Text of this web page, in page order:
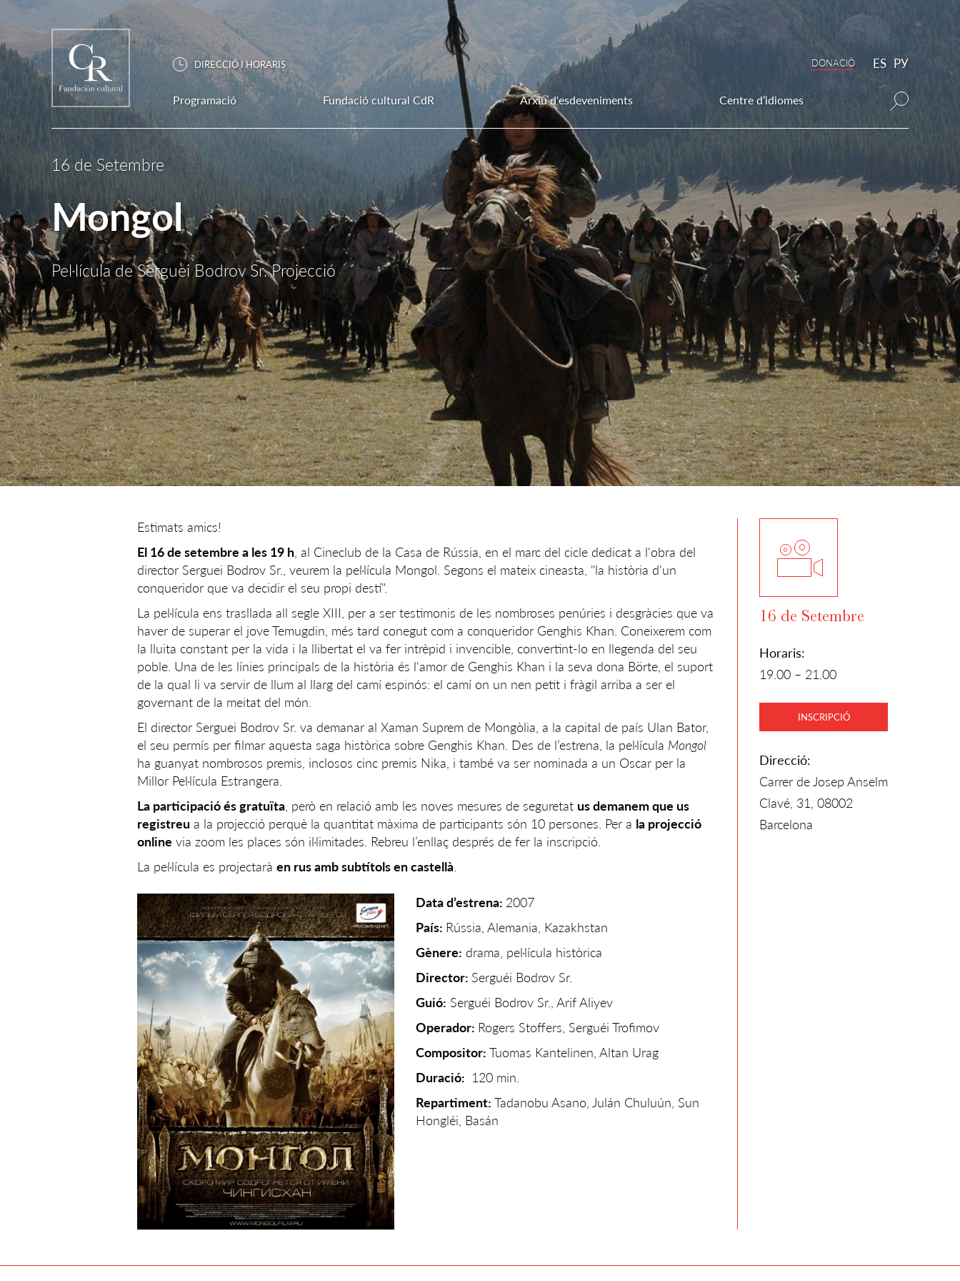
DIRECCIÓ I HORARIS DONAСIÓ ES РУ
Programació Fundació cultural CdR Arxiu d'esdeveniments Centre d’idiomes
16 de Setembre
Mongol
Pel·lícula de Serguei Bodrov Sr. Projecció
Estimats amics!
El 16 de setembre a les 19 h , al Cineclub de la Casa de Rússia, en el marc del cicle dedicat a l'obra del
director Serguei Bodrov Sr., veurem la pel·lícula Mongol. Segons el mateix cineasta, "la història d'un
conqueridor que va decidir el seu propi destí".
La pel·lícula ens trasllada all segle XIII, per a ser testimonis de les nombroses penúries i desgràcies que va
haver de superar el jove Temugdin, més tard conegut com a conqueridor Genghis Khan. Coneixerem com
la lluita constant per la vida i la llibertat el va fer intrèpid i invencible, convertint-lo en llegenda del seu
poble. Una de les línies principals de la història és l'amor de Genghis Khan i la seva dona Börte, el suport
de la qual li va servir de llum al llarg del camí espinós: el camí on un nen petit i fràgil arriba a ser el
governant de la meitat del món.
El director Serguei Bodrov Sr. va demanar al Xaman Suprem de Mongòlia, a la capital de país Ulan Bator,
el seu permís per filmar aquesta saga històrica sobre Genghis Khan. Des de l’estrena, la pel·lícula Mongol
ha guanyat nombrosos premis, inclosos cinc premis Nika, i també va ser nominada a un Oscar per la
Millor Pel·lícula Estrangera.
La participació és gratuïta , però en relació amb les noves mesures de seguretat us demanem que us
registreu a la projecció perquè la quantitat màxima de participants són 10 persones. Per a la projecció
online via zoom les places són il·limitades. Rebreu l’enllaç després de fer la inscripció.
La pel·lícula es projectarà en rus amb subtítols en castellà
Data d’estrena: 2007
País: Rússia, Alemania, Kazakhstan
Gènere: drama, pel·lícula històrica
Director: Serguéi Bodrov Sr.
Guió: Serguéi Bodrov Sr., Arif Aliyev
Operador: Rogers Stoffers, Serguéi Trofimov
Compositor: Tuomas Kantelinen, Altan Urag
Duració: 120 min.
Repartiment: Tadanobu Asano, Julán Chuluún, Sun
Hongléi, Basán
16 de Setembre
Horaris:
19.00 – 21.00
INSCRIPCIÓ
Direcció:
Carrer de Josep Anselm
Clavé, 31, 08002
Barcelona